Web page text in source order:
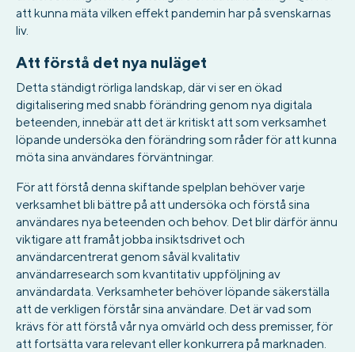
att kunna mäta vilken effekt pandemin har på svenskarnas
liv.
Att förstå det nya nuläget
Detta ständigt rörliga landskap, där vi ser en ökad
digitalisering med snabb förändring genom nya digitala
beteenden, innebär att det är kritiskt att som verksamhet
löpande undersöka den förändring som råder för att kunna
möta sina användares förväntningar.
För att förstå denna skiftande spelplan behöver varje
verksamhet bli bättre på att undersöka och förstå sina
användares nya beteenden och behov. Det blir därför ännu
viktigare att framåt jobba insiktsdrivet och
användarcentrerat genom såväl kvalitativ
användarresearch som kvantitativ uppföljning av
användardata. Verksamheter behöver löpande säkerställa
att de verkligen förstår sina användare. Det är vad som
krävs för att förstå vår nya omvärld och dess premisser, för
att fortsätta vara relevant eller konkurrera på marknaden.